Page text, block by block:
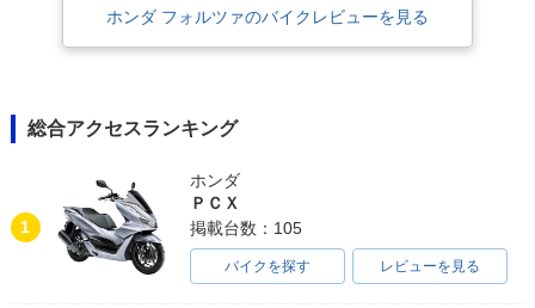
ホンダ フォルツァのバイクレビューを見る
総合アクセスランキング
1
ホンダ
ＰＣＸ
掲載台数：105
バイクを探す レビューを見る